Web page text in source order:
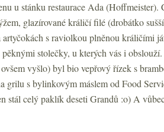
u stánku restaurace Ada (Hoffmeister).
glazírované králičí filé (drobátko
s raviolkou plněnou králičími
stolečky, u kterých vás i
vyšlo) byl bio vepřový řízek s
grilu s bylinkovým máslem od Food
stál celý paklík deseti Grandů :o) A